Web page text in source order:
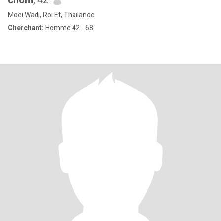
Moei Wadi, Roi Et, Thailande
Cherchant: Homme 42 - 68